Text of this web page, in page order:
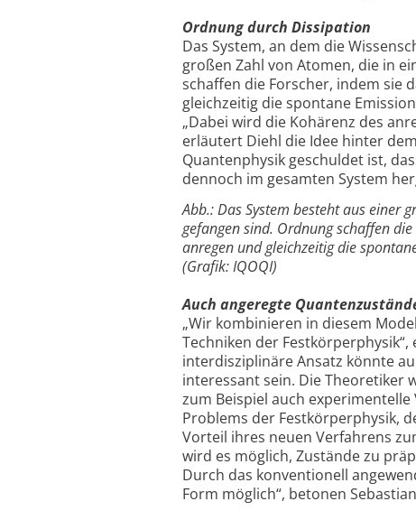
Ordnung durch Dissipation
Das System, an dem die
großen Zahl von Atomen, die in
schaffen die Forscher, indem sie
gleichzeitig die spontane
„Dabei wird die Kohärenz des
erläutert Diehl die Idee hinter
Quantenphysik geschuldet ist,
dennoch im gesamten System
Abb.: Das System besteht aus einer
gefangen sind. Ordnung schaffen
anregen und gleichzeitig die
(Grafik: IQOQI)
Auch angeregte
„Wir kombinieren in diesem
Techniken der
interdisziplinäre Ansatz könnte
interessant sein. Die Theoretiker
zum Beispiel auch
Problems der Festkörperphysik,
Vorteil ihres neuen Verfahrens
wird es möglich, Zustände zu
Durch das konventionell
Form möglich“, betonen